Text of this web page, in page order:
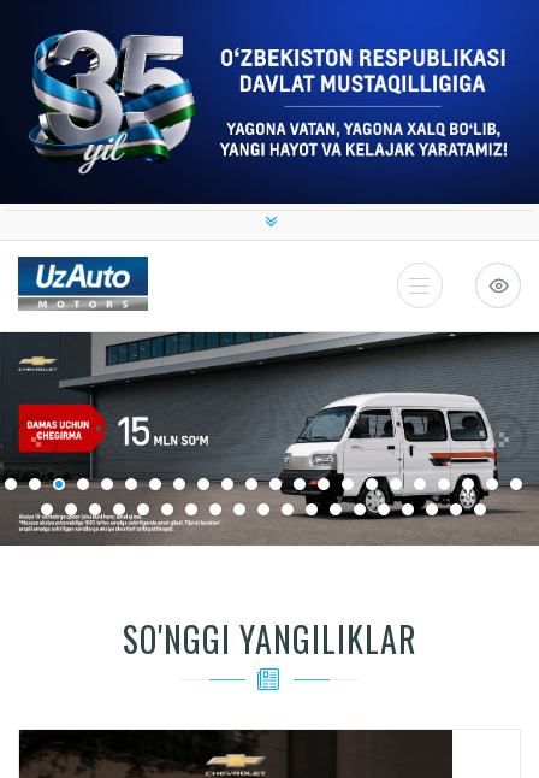
SO'NGGI YANGILIKLAR